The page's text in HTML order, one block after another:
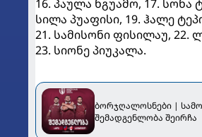
16. პაულა ნგუამო, 17.
სილა პუაფისი, 19. ჰალე
21. სამისონი ფისილაუ, 22.
23. სიონე პიუკალა.
ბორჯღალოსნები |
შემადგენლობა შეირჩა